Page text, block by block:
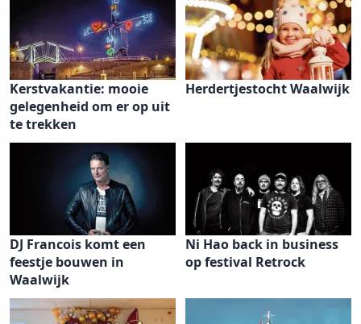
Kerstvakantie: mooie
gelegenheid om er op uit
te trekken
Herdertjestocht Waalwijk
DJ Francois komt een
feestje bouwen in
Waalwijk
Ni Hao back in business
op festival Retrock